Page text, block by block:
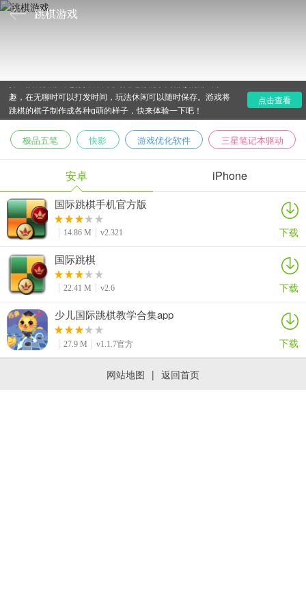
跳棋游戏
择一款跳棋游戏进行安装，随时随地都能享受精彩的游戏乐
趣，在无聊时可以打发时间，玩法休闲可以随时保存。游戏将
跳棋的棋子制作成各种q萌的样子，快来体验一下吧！
点击查看
极品五笔 快影 游戏优化软件 三星笔记本驱动
安卓 iPhone
国际跳棋手机官方版
14.86 M v2.321 下载
国际跳棋
22.41 M v2.6 下载
少儿国际跳棋教学合集app
27.9 M v1.1.7官方 下载
网站地图 | 返回首页